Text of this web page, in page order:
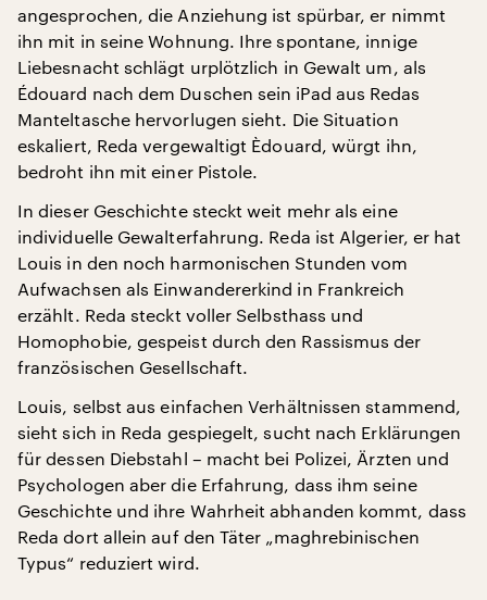
angesprochen, die Anziehung ist spürbar, er nimmt
ihn mit in seine Wohnung. Ihre spontane, innige
Liebesnacht schlägt urplötzlich in Gewalt um, als
Édouard nach dem Duschen sein iPad aus Redas
Manteltasche hervorlugen sieht. Die Situation
eskaliert, Reda vergewaltigt Èdouard, würgt ihn,
bedroht ihn mit einer Pistole.
In dieser Geschichte steckt weit mehr als eine
individuelle Gewalterfahrung. Reda ist Algerier, er hat
Louis in den noch harmonischen Stunden vom
Aufwachsen als Einwandererkind in Frankreich
erzählt. Reda steckt voller Selbsthass und
Homophobie, gespeist durch den Rassismus der
französischen Gesellschaft.
Louis, selbst aus einfachen Verhältnissen stammend,
sieht sich in Reda gespiegelt, sucht nach Erklärungen
für dessen Diebstahl – macht bei Polizei, Ärzten und
Psychologen aber die Erfahrung, dass ihm seine
Geschichte und ihre Wahrheit abhanden kommt, dass
Reda dort allein auf den Täter „maghrebinischen
Typus“ reduziert wird.